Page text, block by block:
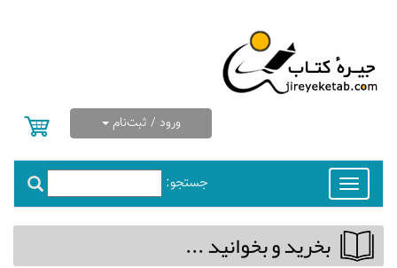
ورود / ثبت‌نام
جستجو:
Toggle
navigation
بخريد و بخوانيد ...